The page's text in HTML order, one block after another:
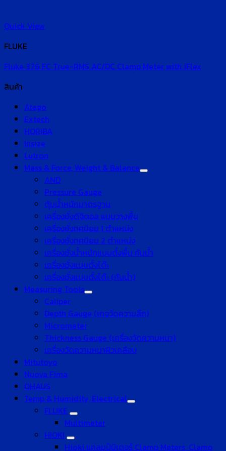
Quick View
FLUKE
Fluke 376 FC True-RMS AC/DC Clamp Meter with iFlex
สินค้า
Atago
Extech
HORIBA
Insize
Lutron
Mass & Force, Weight & Balance
AND
Pressure Gauge
ตุ้มน้ำหนักมาตรฐาน
เครื่องชั่งดิจิตอล แบบวางพื้น
เครื่องชั่งทศนิยม 1 ตำแหน่ง
เครื่องชั่งทศนิยม 2 ตำแหน่ง
เครื่องชั่งน้ำหนักแบบตั้งพื้น กันน้ำ
เครื่องชั่งแบบตั้งโต๊ะ
เครื่องชั่งแบบตั้งโต๊ะ (กันน้ำ)
Measuring Tools
Caliper
Depth Gauge (เกจวัดความลึก)
Micrometer
Thickness Gauge (เครื่องวัดความหนา)
เครื่องวัดความหนาผิวเคลือบ
Mitutoyo
Nuova Fima
OHAUS
Temp & Humidity, Electrical
FLUKE
Multimeter
HIOKI
Hioki แคลมป์มิเตอร์ Clamp Meters, Clamp